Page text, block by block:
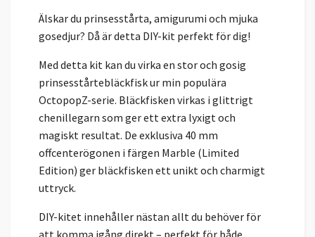
Älskar du prinsesstårta, amigurumi och mjuka
gosedjur? Då är detta DIY-kit perfekt för dig!
Med detta kit kan du virka en stor och gosig
prinsesstårtebläckfisk ur min populära
OctopopZ-serie. Bläckfisken virkas i glittrigt
chenillegarn som ger ett extra lyxigt och
magiskt resultat. De exklusiva 40 mm
offcenterögonen i färgen Marble (Limited
Edition) ger bläckfisken ett unikt och charmigt
uttryck.
DIY-kitet innehåller nästan allt du behöver för
att komma igång direkt – perfekt för både